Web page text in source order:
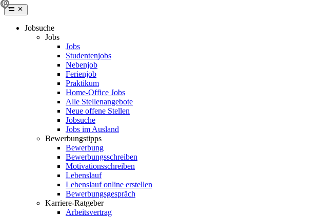
Jobsuche
Jobs
Jobs
Studentenjobs
Nebenjob
Ferienjob
Praktikum
Home-Office Jobs
Alle Stellenangebote
Neue offene Stellen
Jobsuche
Jobs im Ausland
Bewerbungstipps
Bewerbung
Bewerbungsschreiben
Motivationsschreiben
Lebenslauf
Lebenslauf online erstellen
Bewerbungsgespräch
Karriere-Ratgeber
Arbeitsvertrag